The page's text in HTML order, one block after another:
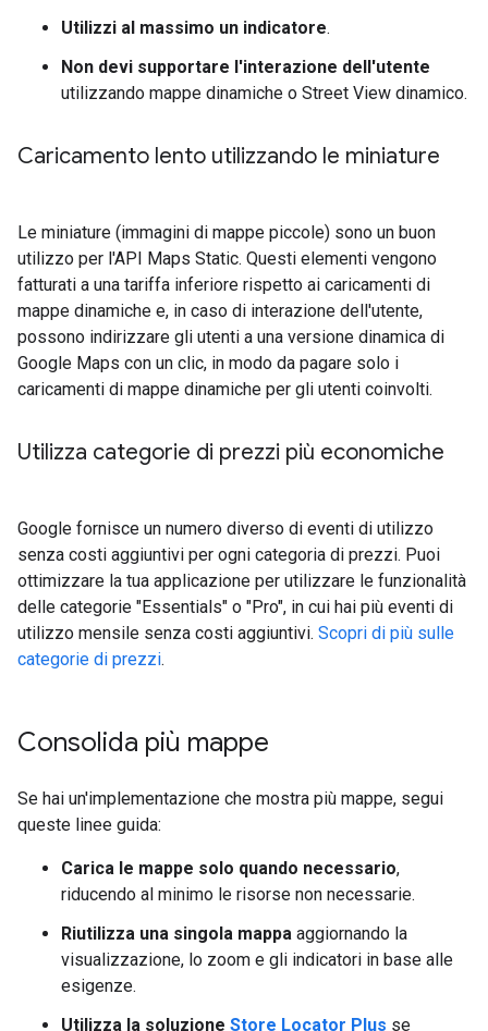
Utilizzi al massimo un indicatore.
Non devi supportare l'interazione dell'utente
utilizzando mappe dinamiche o Street View dinamico.
Caricamento lento utilizzando le miniature
Le miniature (immagini di mappe piccole) sono un buon
utilizzo per l'API Maps Static. Questi elementi vengono
fatturati a una tariffa inferiore rispetto ai caricamenti di
mappe dinamiche e, in caso di interazione dell'utente,
possono indirizzare gli utenti a una versione dinamica di
Google Maps con un clic, in modo da pagare solo i
caricamenti di mappe dinamiche per gli utenti coinvolti.
Utilizza categorie di prezzi più economiche
Google fornisce un numero diverso di eventi di utilizzo
senza costi aggiuntivi per ogni categoria di prezzi. Puoi
ottimizzare la tua applicazione per utilizzare le funzionalità
delle categorie "Essentials" o "Pro", in cui hai più eventi di
utilizzo mensile senza costi aggiuntivi. Scopri di più sulle
categorie di prezzi.
Consolida più mappe
Se hai un'implementazione che mostra più mappe, segui
queste linee guida:
Carica le mappe solo quando necessario,
riducendo al minimo le risorse non necessarie.
Riutilizza una singola mappa aggiornando la
visualizzazione, lo zoom e gli indicatori in base alle
esigenze.
Utilizza la soluzione Store Locator Plus se